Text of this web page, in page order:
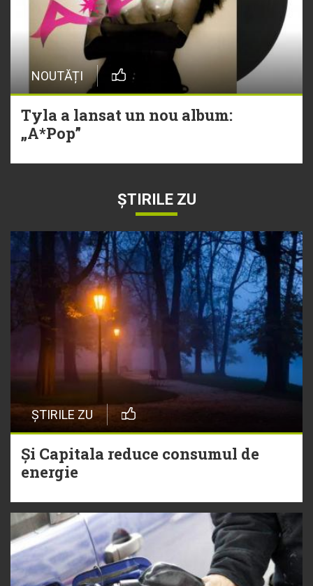
NOUTĂȚI
Tyla a lansat un nou album:
„A*Pop”
ȘTIRILE ZU
ȘTIRILE ZU
Și Capitala reduce consumul de
energie